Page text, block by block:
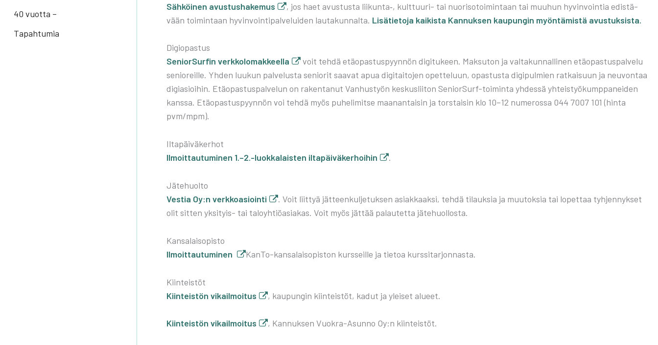
40 vuotta –
Tapahtumia
Säh­köi­nen avus­tus­ha­ke­mus
, jos haet avus­tus­ta liikunta‑, kult­tuu­ri- tai nuo­ri­so­toi­min­taan tai muu­hun hyvin­voin­tia edis­tä­
vään toi­min­taan hyvin­voin­ti­pal­ve­lui­den lau­ta­kun­nal­ta. Lisä­tie­to­ja kai­kis­ta Kan­nuk­sen kau­pun­gin myön­tä­mis­tä avus­tuk­sis­ta.
Digio­pas­tus
Senior­Sur­fin verk­ko­lo­mak­keel­la
voit teh­dä etä­opas­tus­pyyn­nön digi­tu­keen. Mak­su­ton ja val­ta­kun­nal­li­nen etä­opas­tus­pal­ve­lu
senio­reil­le. Yhden luu­kun pal­ve­lus­ta senio­rit saa­vat apua digi­tai­to­jen opet­te­luun, opas­tus­ta digi­pul­mien rat­kai­suun ja neu­von­taa
digi­asioi­hin. Etä­opas­tus­pal­ve­lun on raken­ta­nut Van­hus­työn kes­kus­lii­ton Senior­Surf-toi­min­ta yhdes­sä yhteis­työ­kump­pa­nei­den
kans­sa. Etä­opas­tus­pyyn­nön voi teh­dä myös puhe­li­mit­se maa­nan­tai­sin ja tors­tai­sin klo 10–12 nume­ros­sa 044 7007 101 (hin­ta
pvm/mpm).
Ilta­päi­vä­ker­hot
Ilmoit­tau­tu­mi­nen 1.–2.-luokkalaisten ilta­päi­vä­ker­hoi­hin
.
Jäte­huol­to
Ves­tia Oy:n verk­ko­asioin­ti
. Voit liit­tyä jät­teen­kul­je­tuk­sen asiak­kaak­si, teh­dä tilauk­sia ja muu­tok­sia tai lopet­taa tyh­jen­nyk­set
olit sit­ten yksi­tyis- tai talo­yh­tiö­asia­kas. Voit myös jät­tää palau­tet­ta jäte­huol­los­ta.
Kan­sa­lais­opis­to
Ilmoit­tau­tu­mi­nen
Kan­To-kan­sa­lais­opis­ton kurs­seil­le ja tie­toa kurs­si­tar­jon­nas­ta.
Kiin­teis­töt
Kiin­teis­tön vikail­moi­tus
, kau­pun­gin kiin­teis­töt, kadut ja ylei­set alu­eet.
Kiin­teis­tön vikail­moi­tus , Kan­nuk­sen Vuo­kra-Asun­no Oy:n kiin­teis­töt.